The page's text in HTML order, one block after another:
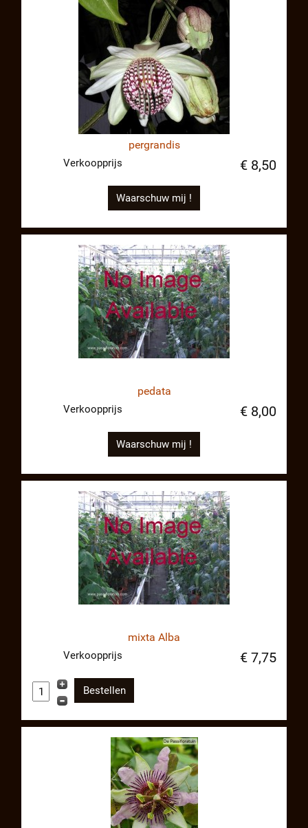
pergrandis
Verkoopprijs € 8,50
Waarschuw mij !
pedata
Verkoopprijs € 8,00
Waarschuw mij !
mixta Alba
Verkoopprijs € 7,75